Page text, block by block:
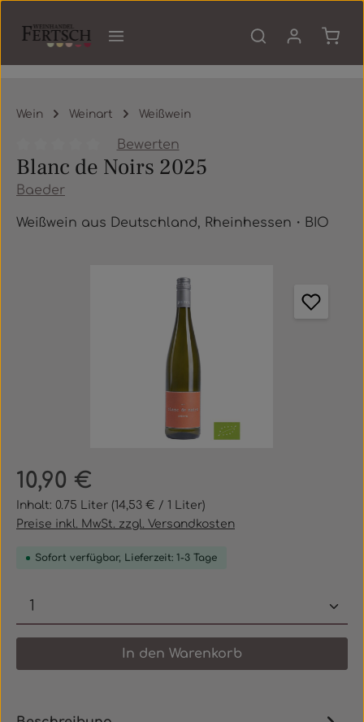
Wein Weinart Weißwein
Durchschnittliche Bewertung von 0 von 5 Sternen
Bewerten
Blanc de Noirs 2025
Baeder
Weißwein aus Deutschland, Rheinhessen・BIO
Bildergalerie überspringen
Regulärer Preis:
10,90 €
Inhalt: 0.75 Liter (14,53 € / 1 Liter)
Preise inkl. MwSt. zzgl. Versandkosten
Sofort verfügbar, Lieferzeit: 1-3 Tage
Produkt Anzahl: Gib den
In den Warenkorb